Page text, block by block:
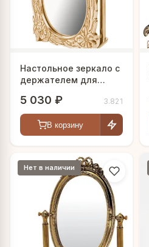
Настольное зеркало с
держателем для
5 030 ₽ 3.821
В корзину
Нет в наличии